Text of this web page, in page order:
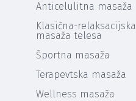
Anticelulitna masaža
Klasična-relaksacijska
masaža telesa
Športna masaža
Terapevtska masaža
Wellness masaža